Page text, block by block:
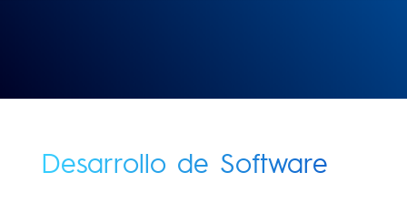
Desarrollo de Software